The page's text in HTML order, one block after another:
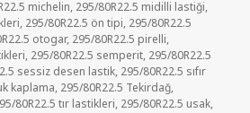
michelin, 295/80R22.5 midilli lastiği,
, 295/80R22.5 ön tipi, 295/80R22.5
otogar, 295/80R22.5 pirelli,
, 295/80R22.5 semperit, 295/80R22.5
sessiz desen lastik, 295/80R22.5 sıfır
kaplama, 295/80R22.5 Tekirdağ,
80R22.5 tır lastikleri, 295/80R22.5 usak,